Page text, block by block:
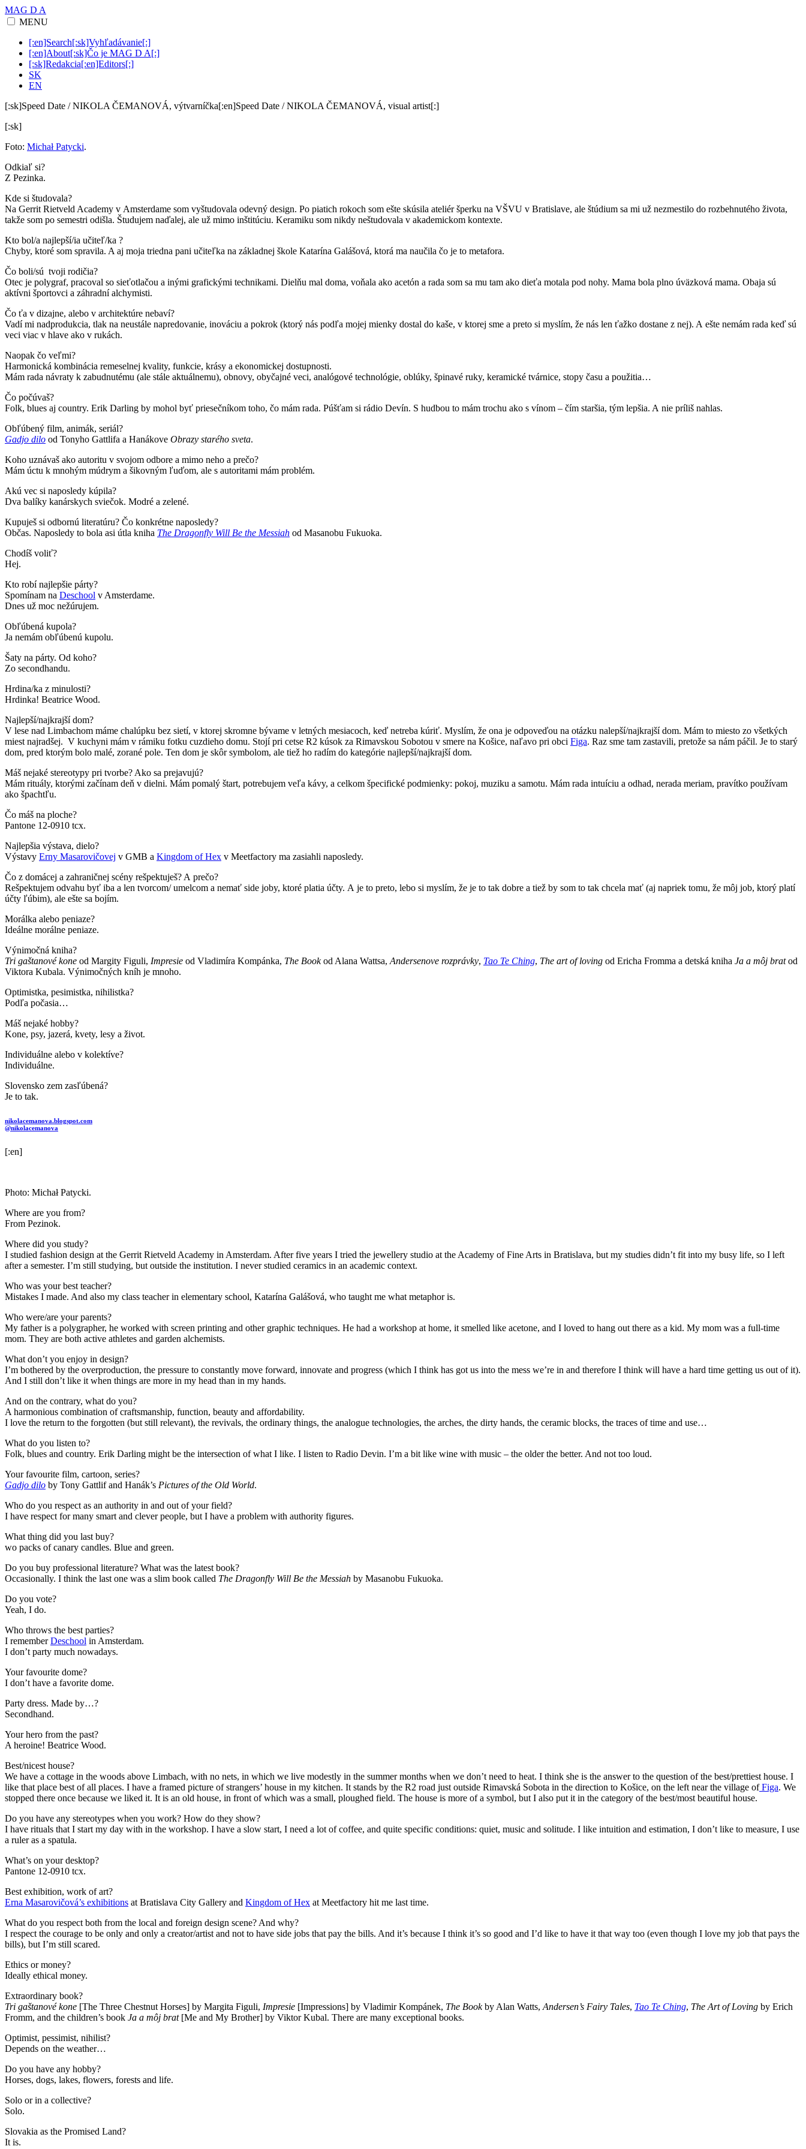
MAG D A
MENU
[:en]Search[:sk]Vyhľadávanie[:]
[:en]About[:sk]Čo je MAG D A[:]
[:sk]Redakcia[:en]Editors[:]
SK
EN
[:sk]Speed Date / NIKOLA ČEMANOVÁ, výtvarníčka[:en]Speed Date / NIKOLA ČEMANOVÁ, visual artist[:]
[:sk]
Foto: Michał Patycki.
Odkiaľ si?
Z Pezinka.
Kde si študovala?
Na Gerrit Rietveld Academy v Amsterdame som vyštudovala odevný design. Po piatich rokoch som ešte skúsila ateliér šperku na VŠVU v Bratislave, ale štúdium sa mi už nezmestilo do rozbehnutého života,
takže som po semestri odišla. Študujem naďalej, ale už mimo inštitúciu. Keramiku som nikdy neštudovala v akademickom kontexte.
Kto bol/a najlepší/ia učiteľ/ka ?
Chyby, ktoré som spravila. A aj moja triedna pani učiteľka na základnej škole Katarína Galášová, ktorá ma naučila čo je to metafora.
Čo boli/sú tvoji rodičia?
Otec je polygraf, pracoval so sieťotlačou a inými grafickými technikami. Dielňu mal doma, voňala ako acetón a rada som sa mu tam ako dieťa motala pod nohy. Mama bola plno úväzková mama. Obaja sú
aktívni športovci a záhradní alchymisti.
Čo ťa v dizajne, alebo v architektúre nebaví?
Vadí mi nadprodukcia, tlak na neustále napredovanie, inováciu a pokrok (ktorý nás podľa mojej mienky dostal do kaše, v ktorej sme a preto si myslím, že nás len ťažko dostane z nej). A ešte nemám rada keď sú
veci viac v hlave ako v rukách.
Naopak čo veľmi?
Harmonická kombinácia remeselnej kvality, funkcie, krásy a ekonomickej dostupnosti.
Mám rada návraty k zabudnutému (ale stále aktuálnemu), obnovy, obyčajné veci, analógové technológie, oblúky, špinavé ruky, keramické tvárnice, stopy času a použitia…
Čo počúvaš?
Folk, blues aj country. Erik Darling by mohol byť priesečníkom toho, čo mám rada. Púšťam si rádio Devín. S hudbou to mám trochu ako s vínom – čím staršia, tým lepšia. A nie príliš nahlas.
Obľúbený film, animák, seriál?
Gadjo dilo od Tonyho Gattlifa a Hanákove Obrazy starého sveta.
Koho uznávaš ako autoritu v svojom odbore a mimo neho a prečo?
Mám úctu k mnohým múdrym a šikovným ľuďom, ale s autoritami mám problém.
Akú vec si naposledy kúpila?
Dva balíky kanárskych sviečok. Modré a zelené.
Kupuješ si odbornú literatúru? Čo konkrétne naposledy?
Občas. Naposledy to bola asi útla kniha The Dragonfly Will Be the Messiah od Masanobu Fukuoka.
Chodíš voliť?
Hej.
Kto robí najlepšie párty?
Spomínam na Deschool v Amsterdame.
Dnes už moc nežúrujem.
Obľúbená kupola?
Ja nemám obľúbenú kupolu.
Šaty na párty. Od koho?
Zo secondhandu.
Hrdina/ka z minulosti?
Hrdinka! Beatrice Wood.
Najlepší/najkrajší dom?
V lese nad Limbachom máme chalúpku bez sietí, v ktorej skromne bývame v letných mesiacoch, keď netreba kúriť. Myslím, že ona je odpoveďou na otázku nalepší/najkrajší dom. Mám to miesto zo všetkých
miest najradšej. V kuchyni mám v rámiku fotku cuzdieho domu. Stojí pri cetse R2 kúsok za Rimavskou Sobotou v smere na Košice, naľavo pri obci Figa. Raz sme tam zastavili, pretože sa nám páčil. Je to starý
dom, pred ktorým bolo malé, zorané pole. Ten dom je skôr symbolom, ale tiež ho radím do kategórie najlepší/najkrajší dom.
Máš nejaké stereotypy pri tvorbe? Ako sa prejavujú?
Mám rituály, ktorými začínam deň v dielni. Mám pomalý štart, potrebujem veľa kávy, a celkom špecifické podmienky: pokoj, muziku a samotu. Mám rada intuíciu a odhad, nerada meriam, pravítko používam
ako špachtľu.
Čo máš na ploche?
Pantone 12-0910 tcx.
Najlepšia výstava, dielo?
Výstavy Erny Masarovičovej v GMB a Kingdom of Hex v Meetfactory ma zasiahli naposledy.
Čo z domácej a zahraničnej scény rešpektuješ? A prečo?
Rešpektujem odvahu byť iba a len tvorcom/ umelcom a nemať side joby, ktoré platia účty. A je to preto, lebo si myslím, že je to tak dobre a tiež by som to tak chcela mať (aj napriek tomu, že môj job, ktorý platí
účty ľúbim), ale ešte sa bojím.
Morálka alebo peniaze?
Ideálne morálne peniaze.
Výnimočná kniha?
Tri gaštanové kone od Margity Figuli, Impresie od Vladimíra Kompánka, The Bookod Alana Wattsa, Andersenove rozprávky, Tao Te Ching, The art of loving od Ericha Fromma a detská kniha Ja a môj bratod
Viktora Kubala. Výnimočných kníh je mnoho.
Optimistka, pesimistka, nihilistka?
Podľa počasia…
Máš nejaké hobby?
Kone, psy, jazerá, kvety, lesy a život.
Individuálne alebo v kolektíve?
Individuálne.
Slovensko zem zasľúbená?
Je to tak.
nikolacemanova.blogspot.com
@nikolacemanova
[:en]
Photo: Michał Patycki.
Where are you from?
From Pezinok.
Where did you study?
I studied fashion design at the Gerrit Rietveld Academy in Amsterdam. After five years I tried the jewellery studio at the Academy of Fine Arts in Bratislava, but my studies didn’t fit into my busy life, so I left
after a semester. I’m still studying, but outside the institution. I never studied ceramics in an academic context.
Who was your best teacher?
Mistakes I made. And also my class teacher in elementary school, Katarína Galášová, who taught me what metaphor is.
Who were/are your parents?
My father is a polygrapher, he worked with screen printing and other graphic techniques. He had a workshop at home, it smelled like acetone, and I loved to hang out there as a kid. My mom was a full-time
mom. They are both active athletes and garden alchemists.
What don’t you enjoy in design?
I’m bothered by the overproduction, the pressure to constantly move forward, innovate and progress (which I think has got us into the mess we’re in and therefore I think will have a hard time getting us out of it).
And I still don’t like it when things are more in my head than in my hands.
And on the contrary, what do you?
A harmonious combination of craftsmanship, function, beauty and affordability.
I love the return to the forgotten (but still relevant), the revivals, the ordinary things, the analogue technologies, the arches, the dirty hands, the ceramic blocks, the traces of time and use…
What do you listen to?
Folk, blues and country. Erik Darling might be the intersection of what I like. I listen to Radio Devin. I’m a bit like wine with music – the older the better. And not too loud.
Your favourite film, cartoon, series?
Gadjo dilo by Tony Gattlif and Hanák’s Pictures of the Old World.
Who do you respect as an authority in and out of your field?
I have respect for many smart and clever people, but I have a problem with authority figures.
What thing did you last buy?
wo packs of canary candles. Blue and green.
Do you buy professional literature? What was the latest book?
Occasionally. I think the last one was a slim book called The Dragonfly Will Be the Messiah by Masanobu Fukuoka.
Do you vote?
Yeah, I do.
Who throws the best parties?
I rememberDeschool in Amsterdam.
I don’t party much nowadays.
Your favourite dome?
I don’t have a favorite dome.
Party dress. Made by…?
Secondhand.
Your hero from the past?
A heroine! Beatrice Wood.
Best/nicest house?
We have a cottage in the woods above Limbach, with no nets, in which we live modestly in the summer months when we don’t need to heat. I think she is the answer to the question of the best/prettiest house. I
like that place best of all places. I have a framed picture of strangers’ house in my kitchen. It stands by the R2 road just outside Rimavská Sobota in the direction to Košice, on the left near the village ofFiga. We
stopped there once because we liked it. It is an old house, in front of which was a small, ploughed field. The house is more of a symbol, but I also put it in the category of the best/most beautiful house.
Do you have any stereotypes when you work? How do they show?
I have rituals that I start my day with in the workshop. I have a slow start, I need a lot of coffee, and quite specific conditions: quiet, music and solitude. I like intuition and estimation, I don’t like to measure, I use
a ruler as a spatula.
What’s on your desktop?
Pantone 12-0910 tcx.
Best exhibition, work of art?
Erna Masarovičová’s exhibitions at Bratislava City Gallery and Kingdom of Hex at Meetfactory hit me last time.
What do you respect both from the local and foreign design scene? And why?
I respect the courage to be only and only a creator/artist and not to have side jobs that pay the bills. And it’s because I think it’s so good and I’d like to have it that way too (even though I love my job that pays the
bills), but I’m still scared.
Ethics or money?
Ideally ethical money.
Extraordinary book?
Tri gaštanové kone [The Three Chestnut Horses] by Margita Figuli, Impresie [Impressions] by Vladimir Kompánek, The Bookby Alan Watts, Andersen’s Fairy Tales, Tao Te Ching, The Art of Loving by Erich
Fromm, and the children’s book Ja a môj brat[Me and My Brother] by Viktor Kubal. There are many exceptional books.
Optimist, pessimist, nihilist?
Depends on the weather…
Do you have any hobby?
Horses, dogs, lakes, flowers, forests and life.
Solo or in a collective?
Solo.
Slovakia as the Promised Land?
It is.